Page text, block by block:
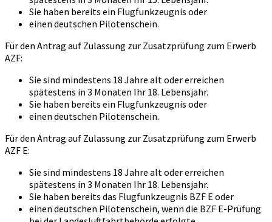
Sie haben bereits ein Flugfunkzeugnis oder
einen deutschen Pilotenschein.
Für den Antrag auf Zulassung zur Zusatzprüfung zum Erwerb
AZF:
Sie sind mindestens 18 Jahre alt oder erreichen
spätestens in 3 Monaten Ihr 18. Lebensjahr.
Sie haben bereits ein Flugfunkzeugnis oder
einen deutschen Pilotenschein.
Für den Antrag auf Zulassung zur Zusatzprüfung zum Erwerb
AZF E:
Sie sind mindestens 18 Jahre alt oder erreichen
spätestens in 3 Monaten Ihr 18. Lebensjahr.
Sie haben bereits das Flugfunkzeugnis BZF E oder
einen deutschen Pilotenschein, wenn die BZF E-Prüfung